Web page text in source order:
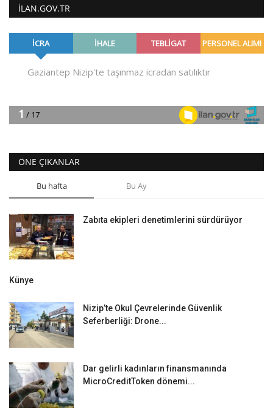
ILAN.GOV.TR
ÖNE ÇIKANLAR
Bu hafta Bu Ay
Zabıta ekipleri denetimlerini sürdürüyor
Künye
Nizip’te Okul Çevrelerinde Güvenlik
Seferberliği: Drone...
Dar gelirli kadınların finansmanında
MicroCreditToken dönemi...